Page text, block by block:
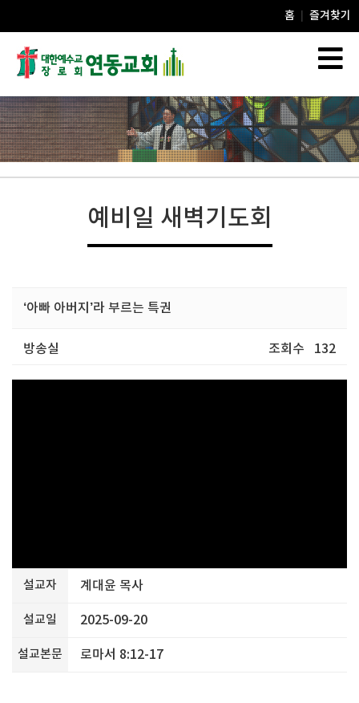
홈 즐겨찾기
예비일 새벽기도회
‘아빠 아버지’라 부르는 특권
방송실 조회수 132
설교자 계대윤 목사
설교일 2025-09-20
설교본문 로마서 8:12-17